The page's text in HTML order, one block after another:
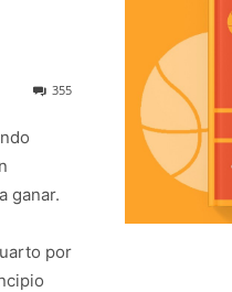
355
ganar.
por